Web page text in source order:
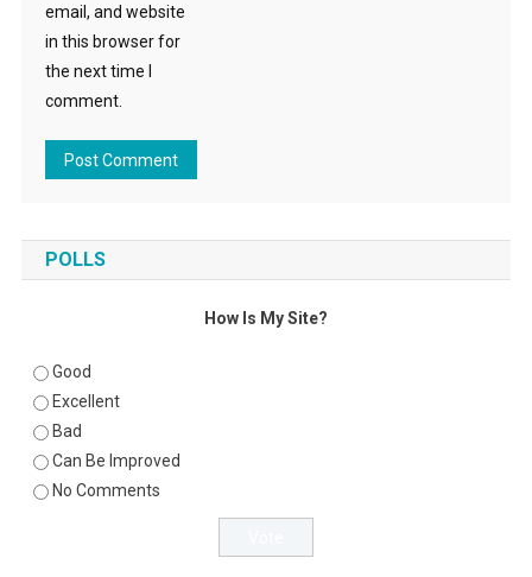
email, and website
in this browser for
the next time I
comment.
POLLS
How Is My Site?
Good
Excellent
Bad
Can Be Improved
No Comments